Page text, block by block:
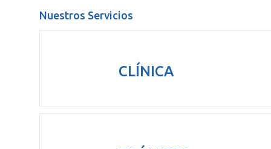
Nuestros Servicios
CLÍNICA